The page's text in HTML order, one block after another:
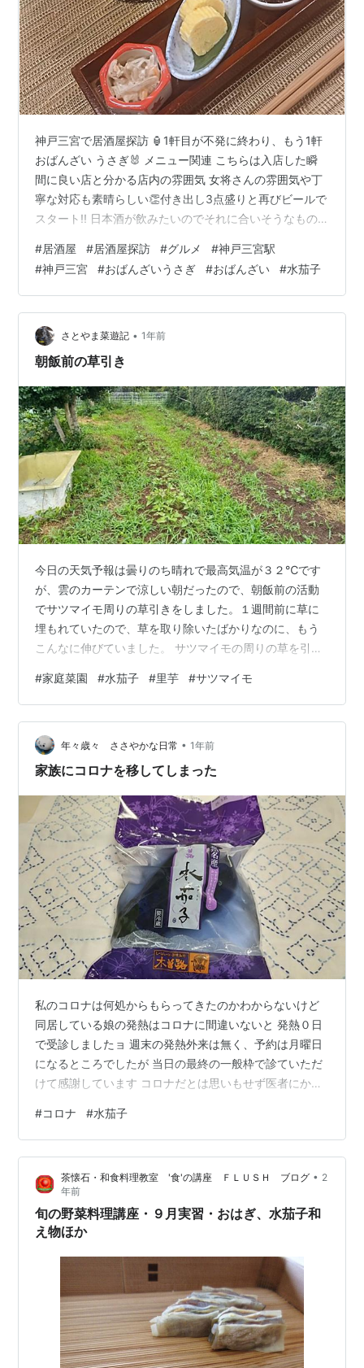
神戸三宮で居酒屋探訪 🏮1軒目が不発に終わり、もう1軒
おばんざい うさぎ🐰 メニュー関連 こちらは入店した瞬
間に良い店と分かる店内の雰囲気 女将さんの雰囲気や丁
寧な対応も素晴らしい👏付き出し3点盛りと再びビールで
スタート!! 日本酒が飲みたいのでそれに合いそうなもの
った水茄子をそのままで🍆 生の水茄子を醤油、ポン酢、
塩で食べます みずみずしい水茄子でとても美味しかった
😋日本酒は播州一献を燗酒で🍶 とても良い店でした👍 こ
の地へ来たら是非再訪したいご馳走さまでした✨🔻ポチ
ッとお願いします🙏ランキング参加中【公式】2025年開
設ブログラン…
#居酒屋 #居酒屋探訪 #グルメ #神戸三宮駅
#神戸三宮 #おばんざいうさぎ #おばんざい #水茄子
さとやま菜遊記 • 1年前
朝飯前の草引き
今日の天気予報は曇りのち晴れで最高気温が３２℃です
が、雲のカーテンで涼しい朝だったので、朝飯前の活動
でサツマイモ周りの草引きをしました。１週間前に草に
埋もれていたので、草を取り除いたばかりなのに、もう
こんなに伸びていました。 サツマイモの周りの草を引き
穫です。 朝食後はまだ気温も上がらず風も少し吹いてい
たので、刈払機でサツマイモの周りの残った草を刈り取
りました。 そのあと、里芋に施肥してから土寄せをしま
した。 昼近くになり、陽が出てからは、さすがに気温が
上がりだし汗だくになりました。 午後は暑さを避けて夕
#家庭菜園 #水茄子 #里芋 #サツマイモ
年々歳々 ささやかな日常 • 1年前
家族にコロナを移してしまった
私のコロナは何処からもらってきたのかわからないけど
同居している娘の発熱はコロナに間違いないと 発熱０日
で受診しましたョ 週末の発熱外来は無く、予約は月曜日
になるところでしたが 当日の最終の一般枠で診ていただ
けて感謝しています コロナだとは思いもせず医者にかか
から６日後のことでした（私の看病で疲れちゃったに違
いない） 先日お土産にいただいた 水茄子
#コロナ #水茄子
茶懐石・和食料理教室 '食'の講座 ＦＬＵＳＨ ブログ • 2
年前
旬の野菜料理講座・９月実習・おはぎ、水茄子和
え物ほか